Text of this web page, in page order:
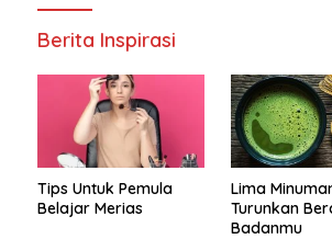
Berita Inspirasi
Tips Untuk Pemula
Belajar Merias
Lima
Turunkan
Badanmu